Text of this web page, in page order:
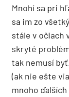
Mnohí sa pri
sa im zo
stále v očiach
skryté
tak nemusí
(ak nie ešte
mnoho